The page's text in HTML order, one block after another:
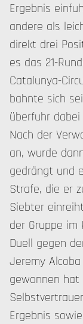
Ergebnis
andere als
direkt drei
es das 21-
Catalunya-
bahnte sich
überfuhr
Nach der
an, wurde
gedrängt und
Strafe, die er
Siebter
der Gruppe
Duell gegen
Jeremy
gewonnen
Ergebnis